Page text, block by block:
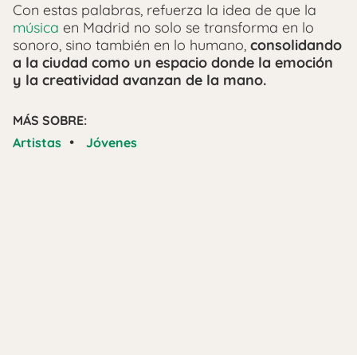
Con estas palabras, refuerza la idea de que la
música en Madrid no solo se transforma en lo
sonoro, sino también en lo humano, consolidando
a la ciudad como un espacio donde la emoción
y la creatividad avanzan de la mano.
MÁS SOBRE:
Artistas • Jóvenes